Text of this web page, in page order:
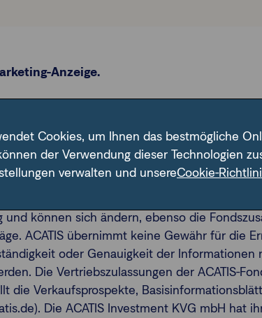
Anzeige.
richtet sich ausschließlich an professionelle
Die Unterlage ist zudem kein
nur der Information und ist keine
und können sich ändern, ebenso die
ACATIS übernimmt keine Gewähr für die
oder Genauigkeit der
Die Vertriebszulassungen der ACATIS-
die Verkaufsprospekte,
Die ACATIS Investment KVG mbH hat
Cookies, um Ihnen das bestmögliche
der Verwendung dieser Technologien
verwalten und unsereCookie-